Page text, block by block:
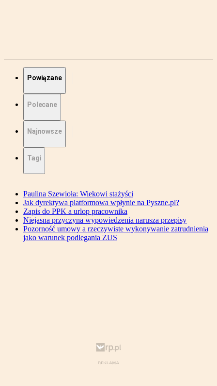
Powiązane
Polecane
Najnowsze
Tagi
Paulina Szewioła: Wiekowi stażyści
Jak dyrektywa platformowa wpłynie na Pyszne.pl?
Zapis do PPK a urlop pracownika
Niejasna przyczyna wypowiedzenia narusza przepisy
Pozorność umowy a rzeczywiste wykonywanie zatrudnienia
jako warunek podlegania ZUS